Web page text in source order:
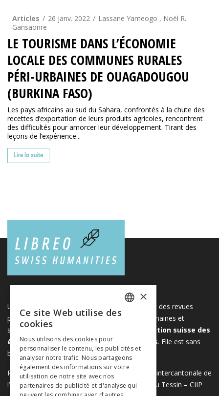
Articles 26 janv. 2022
Lassane Yameogo , Noël R.
Gansaonre
LE TOURISME DANS L’ÉCONOMIE
LOCALE DES COMMUNES RURALES
PÉRI-URBAINES DE OUAGADOUGOU
(BURKINA FASO)
Les pays africains au sud du Sahara, confrontés à la chute des
recettes d’exportation de leurs produits agricoles, rencontrent
des difficultés pour amorcer leur développement. Tirant des
leçons de l’expérience...
Lire la suite
Une plateforme unique regroupant des livres et des revues
publiés par les éditeurs suisses de sciences humaines et
sociales. Libreo.ch est la propriété de l'
Association suisse des
éditeurs de sciences sociales et humaines. Elle est sans
but lucratif.www.editeurssuisses.ch
Projet réalisé avec le soutien de la Conférence intercantonale de
l’instruction publique de la Suisse romande et du Tessin – CIIP
ITALIAN
×
Ce site Web utilise des
cookies
Nous utilisons des cookies pour
personnaliser le contenu, les publicités et
analyser notre trafic. Nous partageons
également des informations sur votre
utilisation de notre site avec nos
partenaires de publicité et d'analyse qui